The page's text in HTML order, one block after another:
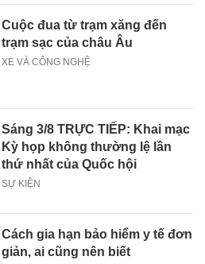
Cuộc đua từ trạm xăng đến
trạm sạc của châu Âu
XE VÀ CÔNG NGHỆ
Sáng 3/8 TRỰC TIẾP: Khai mạc
Kỳ họp không thường lệ lần
thứ nhất của Quốc hội
SỰ KIỆN
Cách gia hạn bảo hiểm y tế đơn
giản, ai cũng nên biết